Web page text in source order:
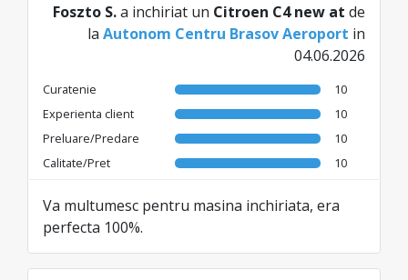
Foszto S.a inchiriat un Citroen C4 new at de
la Autonom Centru Brasov Aeroport in
04.06.2026
Curatenie
10
Experienta client
10
Preluare/Predare
10
Calitate/Pret
10
Va multumesc pentru masina inchiriata, era
perfecta 100%.